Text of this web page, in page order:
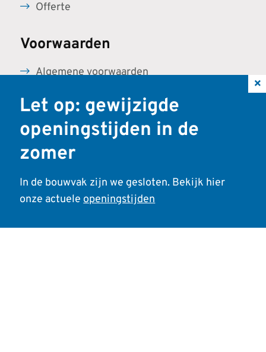
×
Let op: gewijzigde
openingstijden in de
zomer
In de bouwvak zijn we gesloten. Bekijk hier
onze actueleopeningstijden
Offerte
Voorwaarden
Algemene voorwaarden
Privacy policy
Contactgegevens
Bruinhorsterpad 22